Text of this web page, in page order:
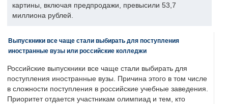
картины, включая предпродажи, превысили 53,7
миллиона рублей.
Выпускники все чаще стали выбирать для поступления
иностранные вузы или российские колледжи
Российские выпускники все чаще стали выбирать для
поступления иностранные вузы. Причина этого в том числе
в сложности поступления в российские учебные заведения.
Приоритет отдается участникам олимпиад и тем, кто